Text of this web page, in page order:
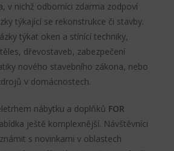
v nichž odborníci zdarma zodpoví
týkající se rekonstrukce či stavby.
týkat oken a stínící techniky,
dřevostaveb, zabezpečení
nového stavebního zákona, nebo
v domácnostech.
nábytku a doplňků FOR
ještě komplexnější. Návštěvníci
s novinkami v oblastech